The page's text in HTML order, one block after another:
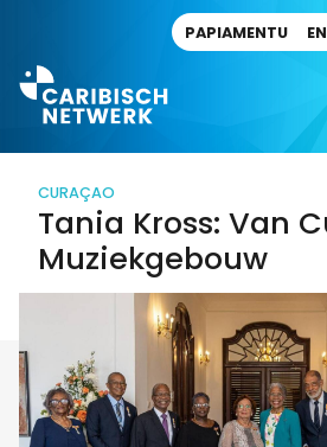
PAPIAMENTU
CURAÇAO
Tania Kross: Van
Muziekgebouw